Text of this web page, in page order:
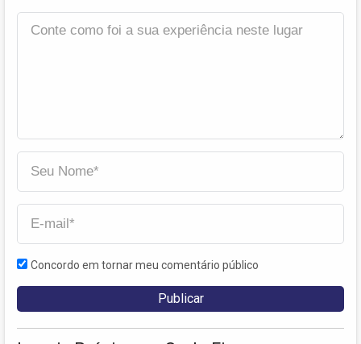
Concordo em tornar meu comentário público